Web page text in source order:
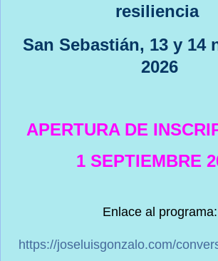
resiliencia
San Sebastián, 13 y 14
2026
APERTURA DE
1 SEPTIEMBRE
Enlace al programa:
https://joseluisgonzalo.com/